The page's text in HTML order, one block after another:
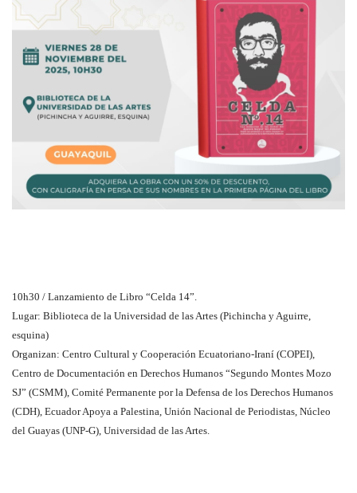
10h30 / Lanzamiento de Libro “Celda 14”.
Lugar: Biblioteca de la Universidad de las Artes (Pichincha y Aguirre,
esquina)
Organizan: Centro Cultural y Cooperación Ecuatoriano-Iraní (COPEI),
Centro de Documentación en Derechos Humanos “Segundo Montes Mozo
SJ” (CSMM), Comité Permanente por la Defensa de los Derechos Humanos
(CDH), Ecuador Apoya a Palestina, Unión Nacional de Periodistas, Núcleo
del Guayas (UNP-G), Universidad de las Artes.